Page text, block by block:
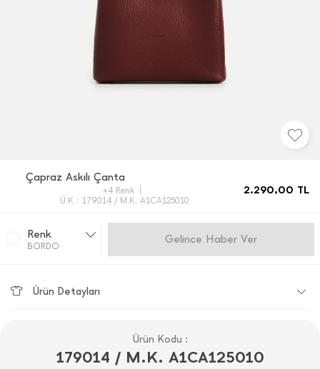
Çapraz Askılı Çanta
+4 Renk
Ü.K : 179014 / M.K. A1CA125010
2.290,00 TL
Renk
BORDO
Gelince Haber Ver
Ürün Detayları
Ürün Kodu :
179014 / M.K. A1CA125010